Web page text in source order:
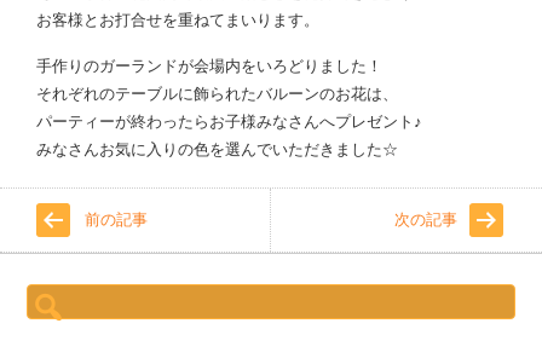
お客様とお打合せを重ねてまいります。
手作りのガーランドが会場内をいろどりました！
それぞれのテーブルに飾られたバルーンのお花は、
パーティーが終わったらお子様みなさんへプレゼント♪
みなさんお気に入りの色を選んでいただきました☆
前の記事 次の記事
検
索: